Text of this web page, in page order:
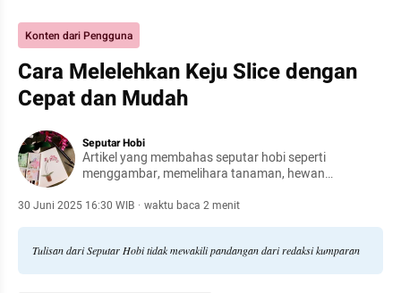
Konten dari Pengguna
Cara Melelehkan Keju Slice dengan
Cepat dan Mudah
Seputar Hobi
Artikel yang membahas seputar hobi seperti
menggambar, memelihara tanaman, hewan
30 Juni 2025 16:30 WIB · waktu baca 2 menit
Tulisan dari Seputar Hobi tidak mewakili pandangan dari redaksi kumparan